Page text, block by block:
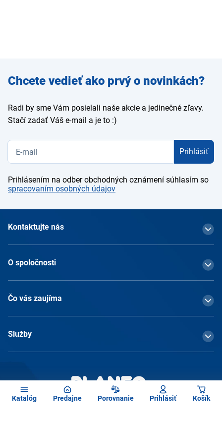
Katalóg Predajne Porovnanie Prihlásiť Košík
Zadajte
e-mail
Chcete vedieť ako prvý o novinkách?
Radi by sme Vám posielali naše akcie a jedinečné zľavy.
Stačí zadať Váš e-mail a je to :)
Prihlásiť
Prihlásením na odber obchodných oznámení súhlasím so
spracovaním osobných údajov
Kontaktujte nás
O spoločnosti
Čo vás zaujíma
Služby